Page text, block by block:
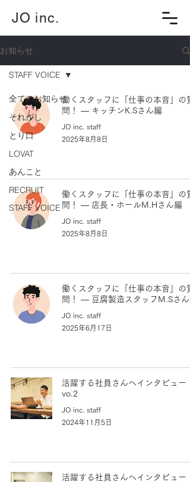
JO inc.
お知らせ
全てのお知らせ
それがし
とり口
LOVAT
あんこと
RECRUIT
STAFF VOICE
STAFF VOICE
働くスタッフに「仕事の本音」の質
問！ — キッチンK.Sさん編
JO inc. staff
2025年8月8日
働くスタッフに「仕事の本音」の質
問！ — 店長・ホールM.Hさん編
JO inc. staff
2025年8月8日
働くスタッフに「仕事の本音」の質
問！ — 豆腐製造スタッフM.Sさん
JO inc. staff
2025年6月17日
活躍する社員さんへインタビュー
vo.2
JO inc. staff
2024年11月5日
活躍する社員さんへインタビュー